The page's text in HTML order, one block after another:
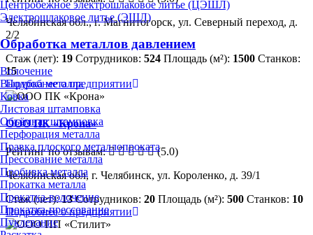
Центробежное электрошлаковое литье (ЦЭШЛ)
Электрошлаковое литье (ЭШЛ)
Обработка металлов давлением
Волочение
Вырубка металла
Ковка
Листовая штамповка
Объёмная штамповка
Перфорация металла
Правка плоского металлопроката
Прессование металла
Пробивка металла
Прокатка металла
Прокатка-волочение
Прокатка-прессование
Пуклевание
Челябинская обл., г. Магнитогорск, ул. Северный переход, д.
2/2
Стаж (лет): 19 Сотрудников: 524 Площадь (м²): 1500 Станков:
15
Подробнее о предприятии
ООО ПК «Крона»
Рейтинг по отзывам:
(5.0)
Челябинская обл, г. Челябинск, ул. Короленко, д. 39/1
Стаж (лет):13 Сотрудников: 20 Площадь (м²): 500 Станков: 10
Подробнее о предприятии